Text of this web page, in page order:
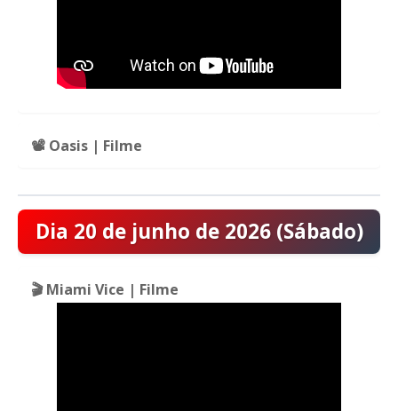
📽️ Oasis | Filme
Dia 20 de junho de 2026 (Sábado)
🎬Miami Vice | Filme